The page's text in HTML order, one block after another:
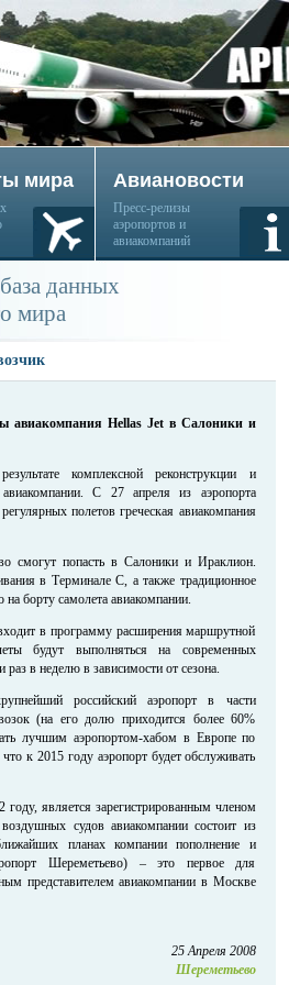
мира Авиановости
Пресс-релизы
аэропортов и
авиакомпаний
данных
мира
авиакомпания Hellas Jet в Салоники и
комплексной реконструкции и
С 27 апреля из аэропорта
полетов греческая авиакомпания
смогут попасть в Салоники и Ираклион.
в Терминале С, а также традиционное
борту самолета авиакомпании.
в программу расширения маршрутной
будут выполняться на современных
в неделю в зависимости от сезона.
российский аэропорт в части
(на его долю приходится более 60%
лучшим аэропортом-хабом в Европе по
к 2015 году аэропорт будет обслуживать
является зарегистрированным членом
судов авиакомпании состоит из
планах компании пополнение и
Шереметьево) – это первое для
представителем авиакомпании в Москве
25 Апреля 2008
Шереметьево